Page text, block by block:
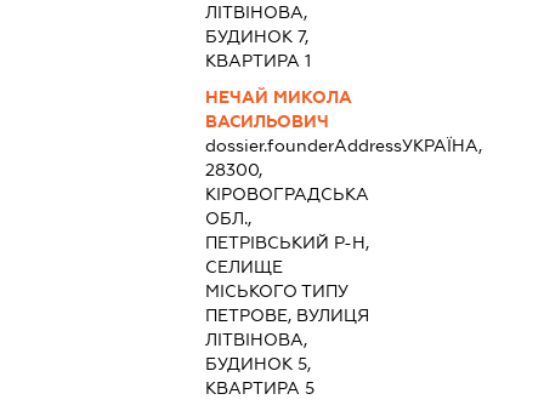
ЛІТВІНОВА,
БУДИНОК 7,
КВАРТИРА 1
НЕЧАЙ МИКОЛА
ВАСИЛЬОВИЧ
dossier.founderAddressУКРАЇНА,
28300,
КІРОВОГРАДСЬКА
ОБЛ.,
ПЕТРІВСЬКИЙ Р-Н,
СЕЛИЩЕ
МІСЬКОГО ТИПУ
ПЕТРОВЕ, ВУЛИЦЯ
ЛІТВІНОВА,
БУДИНОК 5,
КВАРТИРА 5